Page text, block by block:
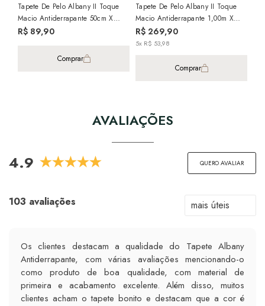
Tapete De Pelo Albany II Toque
Macio Antiderrapante 50cm X
1,00m
R$ 89,90
Comprar
Tapete De Pelo Albany II Toque
Macio Antiderrapante 1,00m X
1,50m
R$ 269,90
5x R$ 53,98
Comprar
AVALIAÇÕES
4.9 QUERO AVALIAR
103 avaliações
Os clientes destacam a qualidade do Tapete Albany
Antiderrapante, com várias avaliações mencionando-o
como produto de boa qualidade, com material de
primeira e acabamento excelente. Além disso, muitos
clientes acham o tapete bonito e destacam que a cor é